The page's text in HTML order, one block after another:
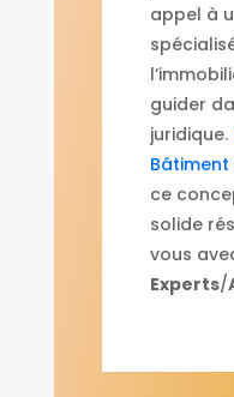
appel à
guider
juridique.
Bâtiment
ce
solide
vous
Experts/